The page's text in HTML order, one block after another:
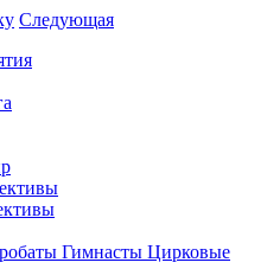
Следующая
Гимнасты Цирковые